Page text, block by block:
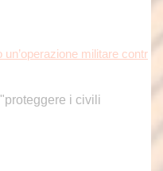
militare contr
i civili